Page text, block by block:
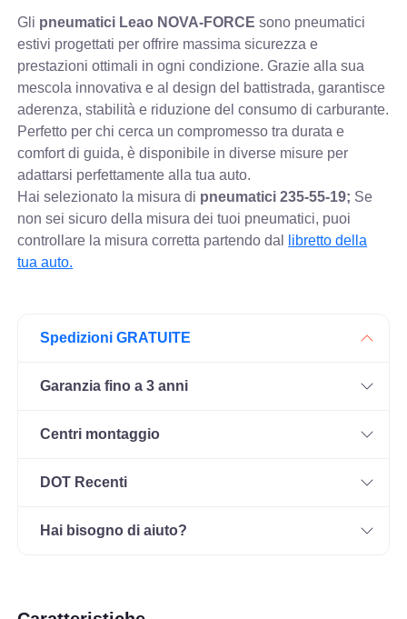
Gli pneumatici Leao NOVA-FORCE sono pneumatici
estivi progettati per offrire massima sicurezza e
prestazioni ottimali in ogni condizione. Grazie alla sua
mescola innovativa e al design del battistrada, garantisce
aderenza, stabilità e riduzione del consumo di carburante.
Perfetto per chi cerca un compromesso tra durata e
comfort di guida, è disponibile in diverse misure per
adattarsi perfettamente alla tua auto.
Hai selezionato la misura di pneumatici235-55-19; Se
non sei sicuro della misura dei tuoi pneumatici, puoi
controllare la misura corretta partendo dal
libretto della
tua auto.
Spedizioni GRATUITE
Garanzia fino a 3 anni
Centri montaggio
DOT Recenti
Hai bisogno di aiuto?